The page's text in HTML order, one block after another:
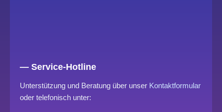
— Service-Hotline
Unterstützung und Beratung über unser Kontaktformular
oder telefonisch unter: